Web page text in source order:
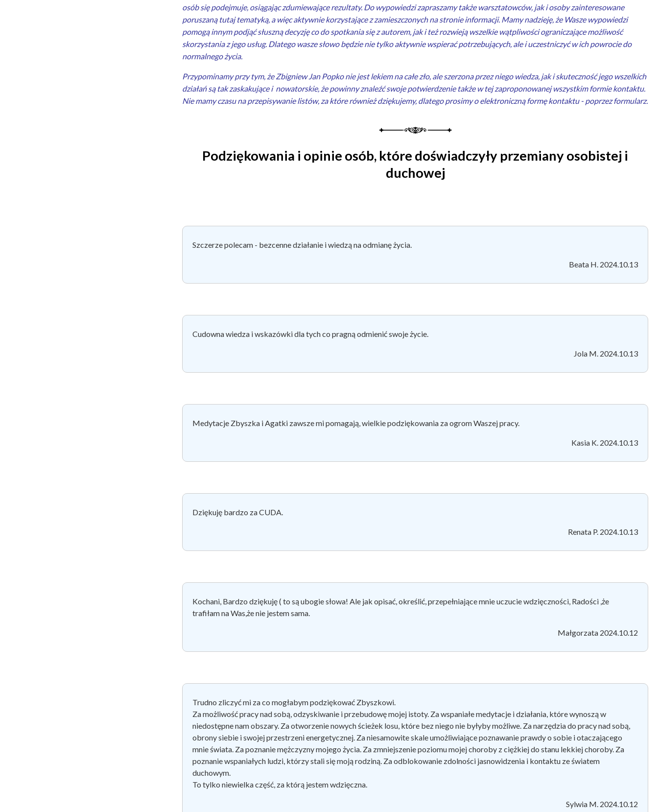
osób się podejmuje, osiągając zdumiewające rezultaty. Do wypowiedzi zapraszamy także warsztatowców, jak i osoby zainteresowane
poruszaną tutaj tematyką, a więc aktywnie korzystające z zamieszczonych na stronie informacji. Mamy nadzieję, że Wasze wypowiedzi
pomogą innym podjąć słuszną decyzję co do spotkania się z autorem, jak i też rozwieją wszelkie wątpliwości ograniczające możliwość
skorzystania z jego usług. Dlatego wasze słowo będzie nie tylko aktywnie wspierać potrzebujących, ale i uczestniczyć w ich powrocie do
normalnego życia.
Przypominamy przy tym, że Zbigniew Jan Popko nie jest lekiem na całe zło, ale szerzona przez niego wiedza, jak i skuteczność jego wszelkich
działań są tak zaskakujące i nowatorskie, że powinny znaleźć swoje potwierdzenie także w tej zaproponowanej wszystkim formie kontaktu.
Nie mamy czasu na przepisywanie listów, za które również dziękujemy, dlatego prosimy o elektroniczną formę kontaktu - poprzez formularz.
Podziękowania i opinie osób, które doświadczyły przemiany osobistej i
duchowej
Szczerze polecam - bezcenne działanie i wiedzą na odmianę życia.
Beata H. 2024.10.13
Cudowna wiedza i wskazówki dla tych co pragną odmienić swoje życie.
Jola M. 2024.10.13
Medytacje Zbyszka i Agatki zawsze mi pomagają, wielkie podziękowania za ogrom Waszej pracy.
Kasia K. 2024.10.13
Dziękuję bardzo za CUDA.
Renata P. 2024.10.13
Kochani, Bardzo dziękuję ( to są ubogie słowa! Ale jak opisać, określić, przepełniające mnie uczucie wdzięczności, Radości ,że
trafiłam na Was,że nie jestem sama.
Małgorzata 2024.10.12
Trudno zliczyć mi za co mogłabym podziękować Zbyszkowi.
Za możliwość pracy nad sobą, odzyskiwanie i przebudowę mojej istoty. Za wspaniałe medytacje i działania, które wynoszą w
niedostępne nam obszary. Za otworzenie nowych ścieżek losu, które bez niego nie byłyby możliwe. Za narzędzia do pracy nad sobą,
obrony siebie i swojej przestrzeni energetycznej. Za niesamowite skale umożliwiające poznawanie prawdy o sobie i otaczającego
mnie świata. Za poznanie mężczyzny mojego życia. Za zmniejszenie poziomu mojej choroby z ciężkiej do stanu lekkiej choroby. Za
poznanie wspaniałych ludzi, którzy stali się moją rodziną. Za odblokowanie zdolności jasnowidzenia i kontaktu ze światem
duchowym.
To tylko niewielka część, za którą jestem wdzięczna.
Sylwia M. 2024.10.12